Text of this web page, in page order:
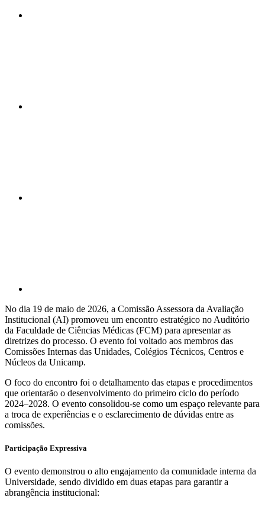
No dia 19 de maio de 2026, a Comissão Assessora da Avaliação
Institucional (AI) promoveu um encontro estratégico no Auditório
da Faculdade de Ciências Médicas (FCM) para apresentar as
diretrizes do processo. O evento foi voltado aos membros das
Comissões Internas das Unidades, Colégios Técnicos, Centros e
Núcleos da Unicamp.
O foco do encontro foi o detalhamento das etapas e procedimentos
que orientarão o desenvolvimento do primeiro ciclo do período
2024–2028. O evento consolidou-se como um espaço relevante para
a troca de experiências e o esclarecimento de dúvidas entre as
comissões.
Participação Expressiva
O evento demonstrou o alto engajamento da comunidade interna da
Universidade, sendo dividido em duas etapas para garantir a
abrangência institucional: